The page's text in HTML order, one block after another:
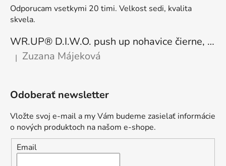
Odporucam vsetkymi 20 timi. Velkost sedi, kvalita
skvela.
WR.UP® D.I.W.O. push up nohavice čierne, zateplené, regular pás, WRUP1RF444, N
Hodnotenie produktu je 5 z 5 hviezdičiek.
| Zuzana Májeková
Odoberať newsletter
Vložte svoj e-mail a my Vám budeme zasielať informácie
o nových produktoch na našom e-shope.
Email